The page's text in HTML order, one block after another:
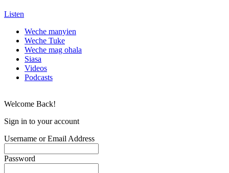
Listen
Weche manyien
Weche Tuke
Weche mag ohala
Siasa
Videos
Podcasts
Welcome Back!
Sign in to your account
Username or Email Address
Password